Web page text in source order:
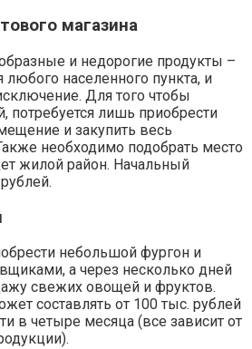
магазина
и недорогие продукты –
любого населенного пункта, и
Для того чтобы
потребуется лишь приобрести
и закупить весь
необходимо подобрать место
жилой район. Начальный
небольшой фургон и
а через несколько дней
свежих овощей и фруктов.
составлять от 100 тыс. рублей
в четыре месяца (все зависит от